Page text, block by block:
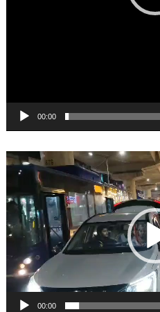
00:00
Video
Player
00:00